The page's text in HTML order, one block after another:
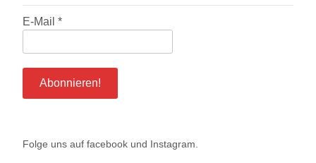
E-Mail *
Folge uns auf facebook und Instagram